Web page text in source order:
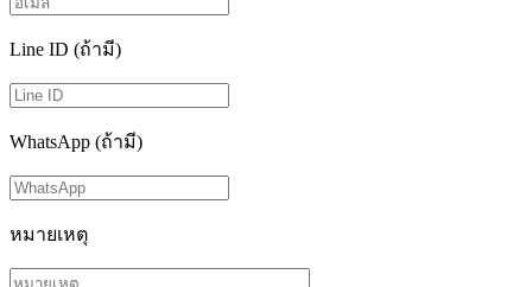
Line ID (ถ้ามี)
WhatsApp (ถ้ามี)
หมายเหตุ